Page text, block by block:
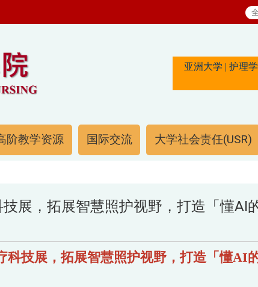
亚洲大学 | 护理
阶教学资源 国际交流 大学社会责任(USR)
展，拓展智慧照护视野，打造「懂AI
技展，拓展智慧照护视野，打造「懂AI